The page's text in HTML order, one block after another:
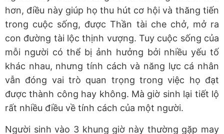
hơn, điều này giúp họ thu hút cơ hội và thăng tiến
trong cuộc sống, được Thần tài che chở, mở ra
con đường tài lộc thịnh vượng. Tuy cuộc sống của
mỗi người có thể bị ảnh hưởng bởi nhiều yếu tố
khác nhau, nhưng tính cách và năng lực cá nhân
vẫn đóng vai trò quan trọng trong việc họ đạt
được thành công hay không. Mà giờ sinh lại tiết lộ
rất nhiều điều về tính cách của một người.
Người sinh vào 3 khung giờ này thường gặp may